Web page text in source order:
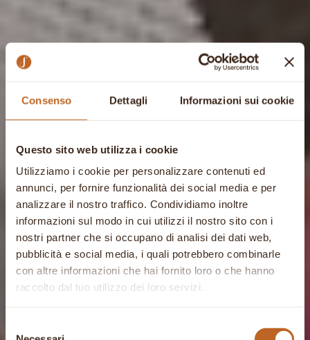
Consenso Dettagli Informazioni sui cookie
Questo sito web utilizza i cookie
Utilizziamo i cookie per personalizzare contenuti ed
annunci, per fornire funzionalità dei social media e per
analizzare il nostro traffico. Condividiamo inoltre
informazioni sul modo in cui utilizzi il nostro sito con i
nostri partner che si occupano di analisi dei dati web,
pubblicità e social media, i quali potrebbero combinarle
con altre informazioni che hai fornito loro o che hanno
raccolto dal tuo utilizzo dei loro servizi.